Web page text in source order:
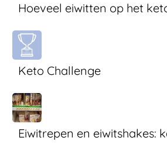
Hoeveel eiwitten op het
Keto Challenge
Eiwitrepen en eiwitshakes: